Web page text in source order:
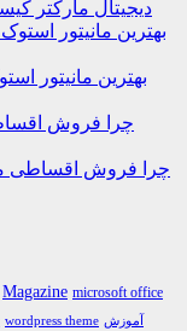
دیجیتال مارکتر
بهترین مانیتور
چرا فروش اقساطی
Magazine microsoft office
wordpress theme آموزش